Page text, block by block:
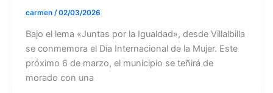
carmen /02/03/2026
Bajo el lema «Juntas por la Igualdad», desde Villalbilla
se conmemora el Día Internacional de la Mujer. Este
próximo 6 de marzo, el municipio se teñirá de
morado con una